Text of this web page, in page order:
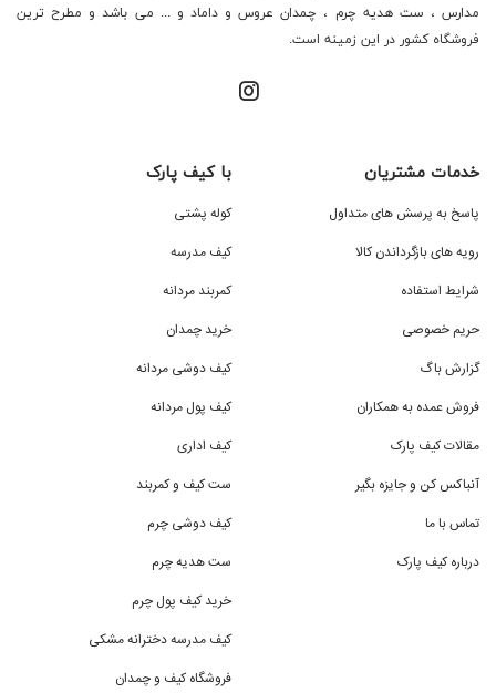
مدارس ، ست هدیه چرم ، چمدان عروس و داماد و ... می باشد و مطرح ترین
فروشگاه کشور در این زمینه است.
خدمات مشتریان
پاسخ به پرسش های متداول
رویه های بازگرداندن کالا
شرایط استفاده
حریم خصوصی
گزارش باگ
فروش عمده به همکاران
مقالات کیف پارک
آنباکس کن و جایزه بگیر
تماس با ما
درباره کیف پارک
با کیف پارک
کوله پشتی
کیف مدرسه
کمربند مردانه
خرید چمدان
کیف دوشی مردانه
کیف پول مردانه
کیف اداری
ست کیف و کمربند
کیف دوشی چرم
ست هدیه چرم
خرید کیف پول چرم
کیف مدرسه دخترانه مشکی
فروشگاه کیف و چمدان